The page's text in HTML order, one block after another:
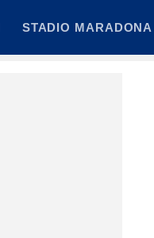
STADIO MARADONA